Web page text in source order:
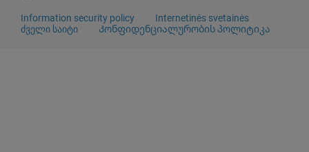
Information security policy
Internetinės svetainės
ძველი საიტი
Კონფიდენციალურობის პოლიტიკა